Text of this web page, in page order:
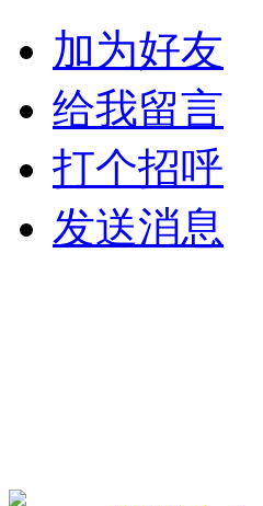
加为好友
给我留言
打个招呼
发送消息